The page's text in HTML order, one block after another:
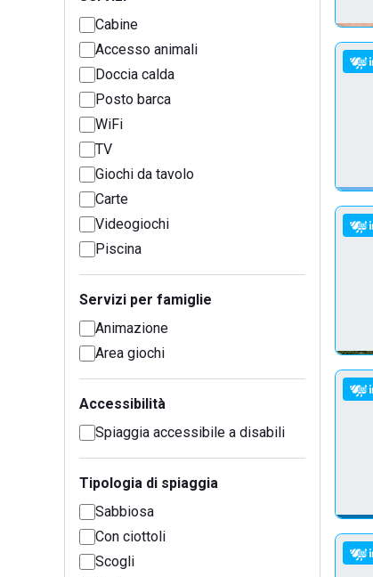
Cabine
Accesso animali
Doccia calda
Posto barca
WiFi
TV
Giochi da tavolo
Carte
Videogiochi
Piscina
Servizi per famiglie
Animazione
Area giochi
Accessibilità
Spiaggia accessibile a disabili
Tipologia di spiaggia
Sabbiosa
Con ciottoli
Scogli